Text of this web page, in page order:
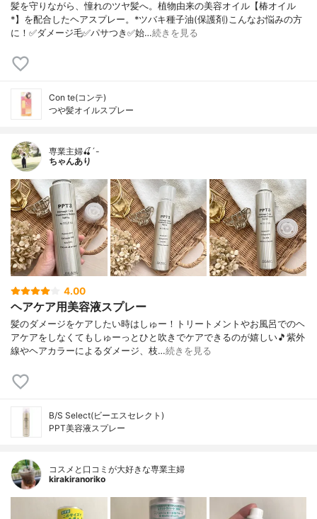
髪を守りながら、憧れのツヤ髪へ。植物由来の美容オイル【椿オイル
*】を配合したヘアスプレー。*ツバキ種子油(保護剤)こんなお悩みの方
に！✅ダメージ毛✅パサつき✅始…続きを見る
Con te(コンテ)
つや髪オイルスプレー
専業主婦🍒´-
ちゃんあり
4.00
ヘアケア用美容液スプレー
髪のダメージをケアしたい時はしゅー！トリートメントやお風呂でのヘ
アケアをしなくてもしゅーっとひと吹きでケアできるのが嬉しい🎵紫外
線やヘアカラーによるダメージ、枝…続きを見る
B/S Select(ビーエスセレクト)
PPT美容液スプレー
コスメと口コミが大好きな専業主婦
kirakiranoriko